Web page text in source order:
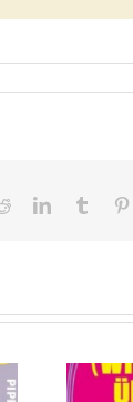
RedditLinkedInTumblr